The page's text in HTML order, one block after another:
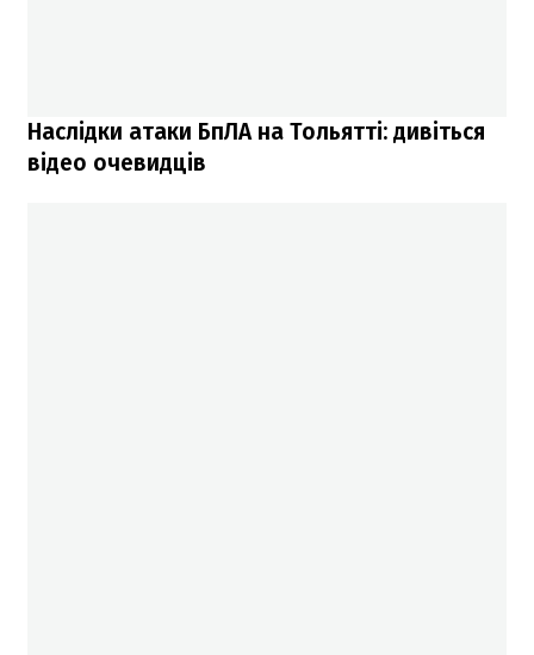
Наслідки атаки БпЛА на Тольятті: дивіться
відео очевидців